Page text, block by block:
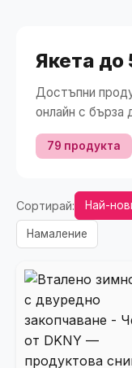
Якета
Достъпни
онлайн с бърза
79 продукта
Сортирай: Най-
Намаление